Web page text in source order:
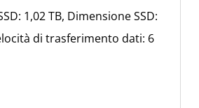
1,02 TB, Dimensione SSD:
di trasferimento dati: 6